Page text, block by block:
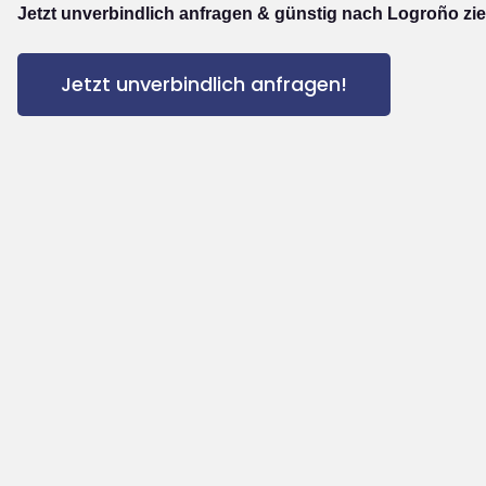
Jetzt unverbindlich anfragen & günstig nach Logroño
Jetzt unverbindlich anfragen!